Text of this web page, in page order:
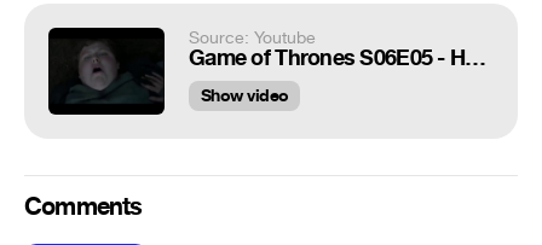
Source: Youtube
Game of Thrones S06E05 - Hodor Death Scene
Show video
Comments